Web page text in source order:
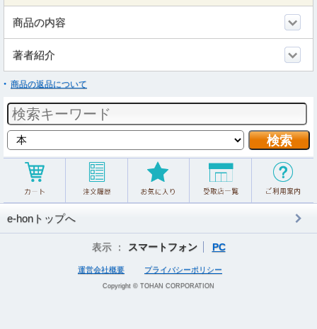
商品の内容
著者紹介
商品の返品について
e-honトップへ
表示 ： スマートフォン PC
運営会社概要 プライバシーポリシー
Copyright © TOHAN CORPORATION